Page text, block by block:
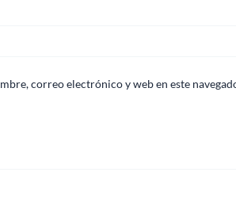
correo electrónico y web en este